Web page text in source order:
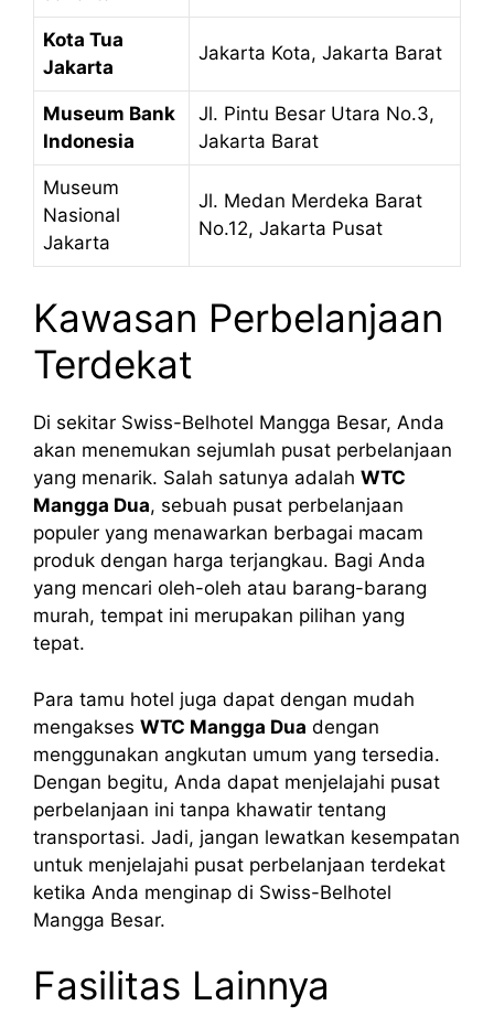
Kota Tua
Jakarta
Jakarta Kota, Jakarta Barat
Museum Bank
Indonesia
Jl. Pintu Besar Utara No.3,
Jakarta Barat
Museum
Nasional
Jakarta
Jl. Medan Merdeka Barat
No.12, Jakarta Pusat
Kawasan Perbelanjaan
Terdekat
Di sekitar Swiss-Belhotel Mangga Besar, Anda
akan menemukan sejumlah pusat perbelanjaan
yang menarik. Salah satunya adalah WTC
Mangga Dua, sebuah pusat perbelanjaan
populer yang menawarkan berbagai macam
produk dengan harga terjangkau. Bagi Anda
yang mencari oleh-oleh atau barang-barang
murah, tempat ini merupakan pilihan yang
tepat.
Para tamu hotel juga dapat dengan mudah
mengakses WTC Mangga Dua dengan
menggunakan angkutan umum yang tersedia.
Dengan begitu, Anda dapat menjelajahi pusat
perbelanjaan ini tanpa khawatir tentang
transportasi. Jadi, jangan lewatkan kesempatan
untuk menjelajahi pusat perbelanjaan terdekat
ketika Anda menginap di Swiss-Belhotel
Mangga Besar.
Fasilitas Lainnya